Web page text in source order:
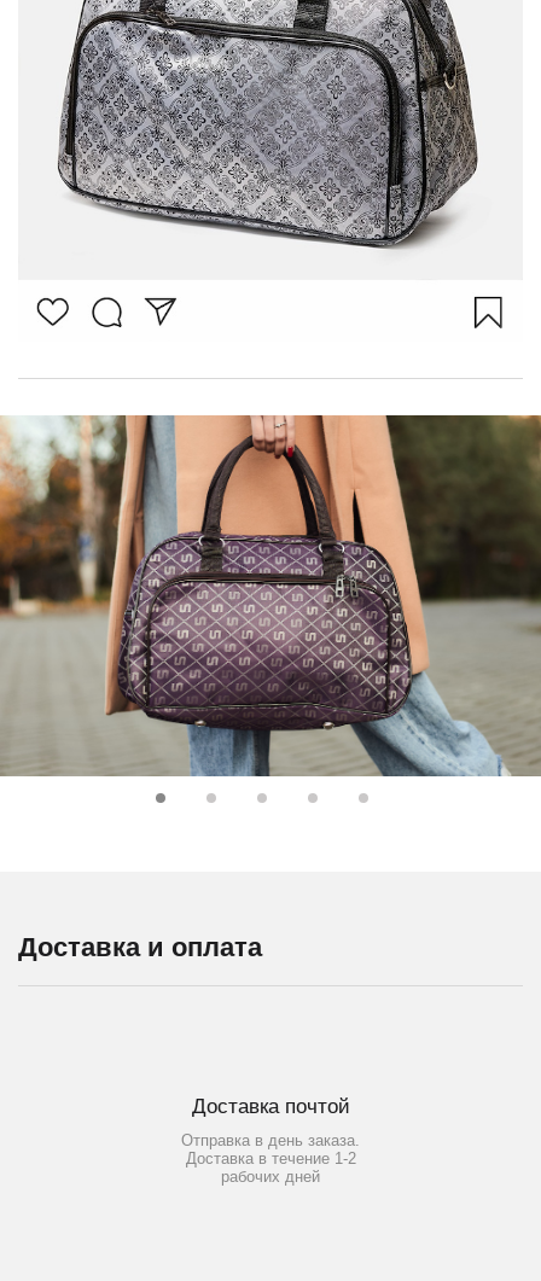
Доставка и оплата
Доставка почтой
Отправка в день заказа.
Доставка в течение 1-2
рабочих дней